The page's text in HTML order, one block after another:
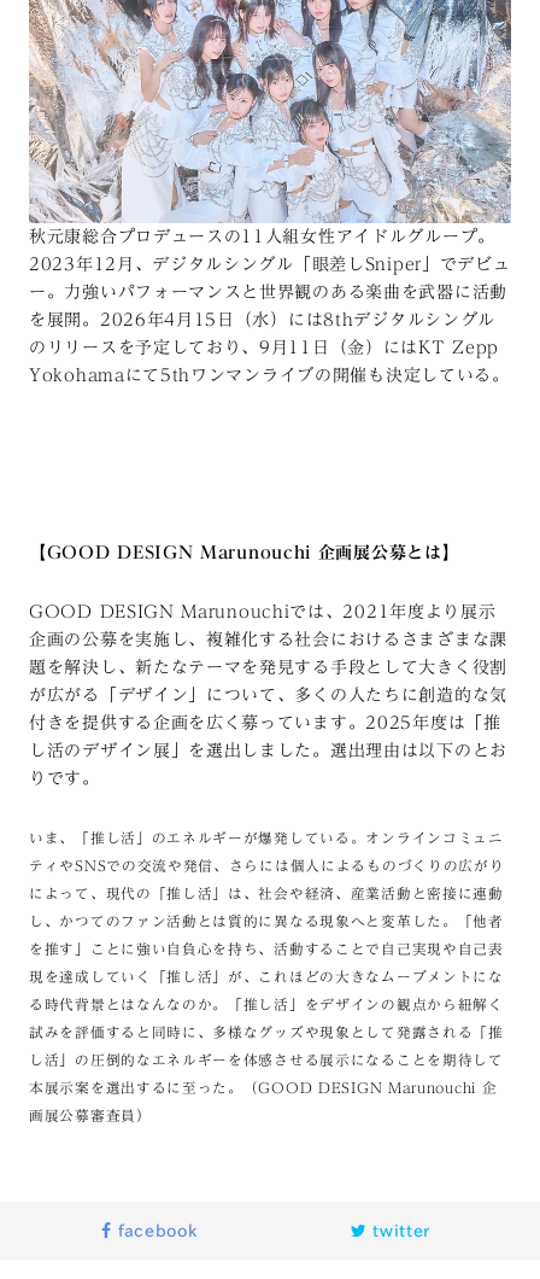
秋元康総合プロデュースの11人組女性アイドルグループ。
2023年12月、デジタルシングル「眼差しSniper」でデビュ
ー。力強いパフォーマンスと世界観のある楽曲を武器に活動
を展開。2026年4月15日（水）には8thデジタルシングル
のリリースを予定しており、9月11日（金）にはKT Zepp
Yokohamaにて5thワンマンライブの開催も決定している。
【GOOD DESIGN Marunouchi 企画展公募とは】
GOOD DESIGN Marunouchiでは、2021年度より展示
企画の公募を実施し、複雑化する社会におけるさまざまな課
題を解決し、新たなテーマを発見する手段として大きく役割
が広がる「デザイン」について、多くの人たちに創造的な気
付きを提供する企画を広く募っています。2025年度は「推
し活のデザイン展」を選出しました。選出理由は以下のとお
りです。
いま、「推し活」のエネルギーが爆発している。オンラインコミュニ
ティやSNSでの交流や発信、さらには個人によるものづくりの広がり
によって、現代の「推し活」は、社会や経済、産業活動と密接に連動
し、かつてのファン活動とは質的に異なる現象へと変革した。「他者
を推す」ことに強い自負心を持ち、活動することで自己実現や自己表
現を達成していく「推し活」が、これほどの大きなムーブメントにな
る時代背景とはなんなのか。「推し活」をデザインの観点から紐解く
試みを評価すると同時に、多様なグッズや現象として発露される「推
し活」の圧倒的なエネルギーを体感させる展示になることを期待して
本展示案を選出するに至った。（GOOD DESIGN Marunouchi 企
画展公募審査員）
facebook twitter